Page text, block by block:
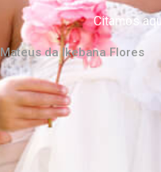
Citamos
Mateus da Ikebana Flores